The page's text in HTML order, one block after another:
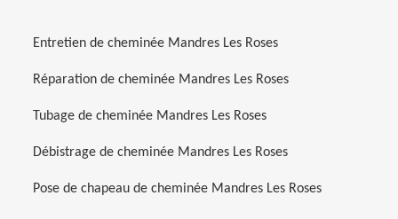
Entretien de cheminée Mandres Les Roses
Réparation de cheminée Mandres Les Roses
Tubage de cheminée Mandres Les Roses
Débistrage de cheminée Mandres Les Roses
Pose de chapeau de cheminée Mandres Les Roses